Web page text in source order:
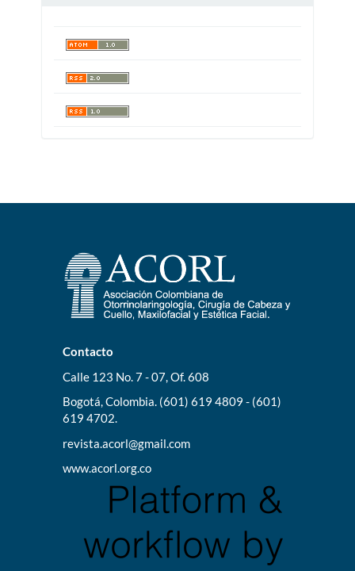
Contacto
Calle 123 No. 7 - 07, Of. 608
Bogotá, Colombia. (601) 619 4809 - (601)
619 4702.
revista.acorl@gmail.com
www.acorl.org.co